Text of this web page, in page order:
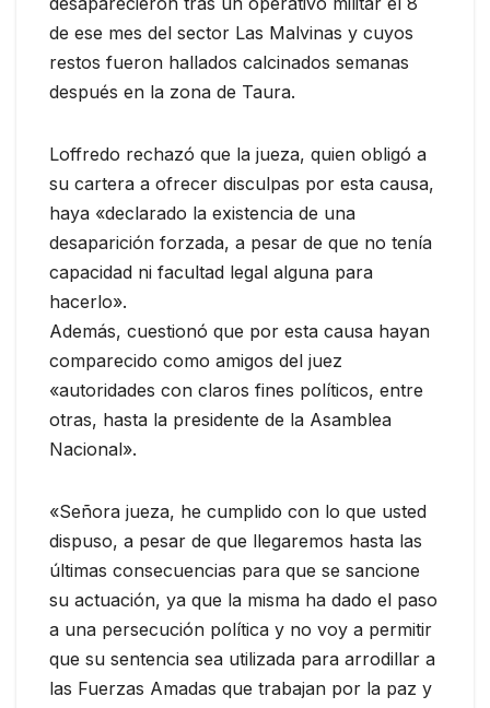
de ese mes del sector Las Malvinas y cuyos
restos fueron hallados calcinados semanas
después en la zona de Taura.
Loffredo rechazó que la jueza, quien obligó a
su cartera a ofrecer disculpas por esta causa,
haya «declarado la existencia de una
desaparición forzada, a pesar de que no tenía
capacidad ni facultad legal alguna para
hacerlo».
Además, cuestionó que por esta causa hayan
comparecido como amigos del juez
«autoridades con claros fines políticos, entre
otras, hasta la presidente de la Asamblea
Nacional».
«Señora jueza, he cumplido con lo que usted
dispuso, a pesar de que llegaremos hasta las
últimas consecuencias para que se sancione
su actuación, ya que la misma ha dado el paso
a una persecución política y no voy a permitir
que su sentencia sea utilizada para arrodillar a
las Fuerzas Amadas que trabajan por la paz y